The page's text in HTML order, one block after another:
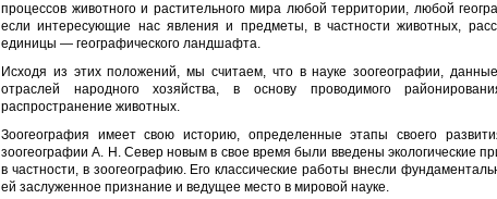
процессов животного и растительного мира любой территории, любой
если интересующие нас явления и предметы, в частности животных,
единицы — географического ландшафта.
Исходя из этих положений, мы считаем, что в науке зоогеографии,
отраслей народного хозяйства, в основу проводимого
распространение животных.
Зоогеография имеет свою историю, определенные этапы своего
зоогеографии А. Н. Север новым в свое время были введены экологические
в частности, в зоогеографию. Его классические работы внесли
ей заслуженное признание и ведущее место в мировой науке.